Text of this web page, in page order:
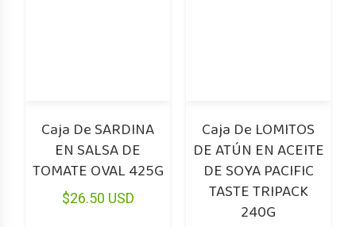
Caja De SARDINA
EN SALSA DE
TOMATE OVAL 425G
$26.50 USD
Caja De LOMITOS
DE ATÚN EN ACEITE
DE SOYA PACIFIC
TASTE TRIPACK
240G